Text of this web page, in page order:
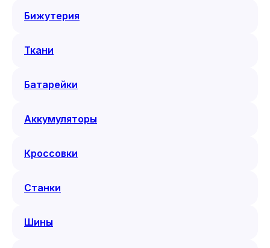
Бижутерия
Ткани
Батарейки
Аккумуляторы
Кроссовки
Станки
Шины